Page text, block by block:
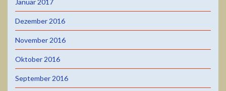
Januar 2017
Dezember 2016
November 2016
Oktober 2016
September 2016